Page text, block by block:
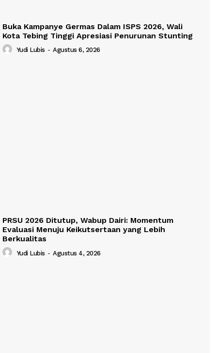
Buka Kampanye Germas Dalam ISPS 2026, Wali
Kota Tebing Tinggi Apresiasi Penurunan Stunting
Yudi Lubis - Agustus 6, 2026
PRSU 2026 Ditutup, Wabup Dairi: Momentum
Evaluasi Menuju Keikutsertaan yang Lebih
Berkualitas
Yudi Lubis - Agustus 4, 2026